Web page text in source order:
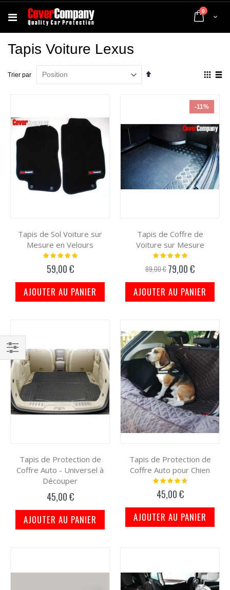
Cart
0 articles
Tapis Voiture Lexus
Trier par
Par
Tapis de Sol Voiture sur
Mesure en Velours
Notation:
59,00 €
AJOUTER AU PANIER
-11%
Tapis de Coffre de
Voiture sur Mesure
Notation:
89,00 € Prix
spécial
79,00 €
AJOUTER AU PANIER
Tapis de Protection de
Coffre Auto - Universel à
Découper
45,00 €
AJOUTER AU PANIER
Tapis de Protection de
Coffre Auto pour Chien
Notation:
45,00 €
AJOUTER AU PANIER
Filtrer